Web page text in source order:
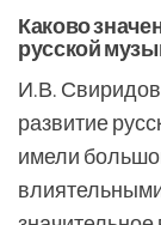
Каково
русской
И.В.
развитие
имели